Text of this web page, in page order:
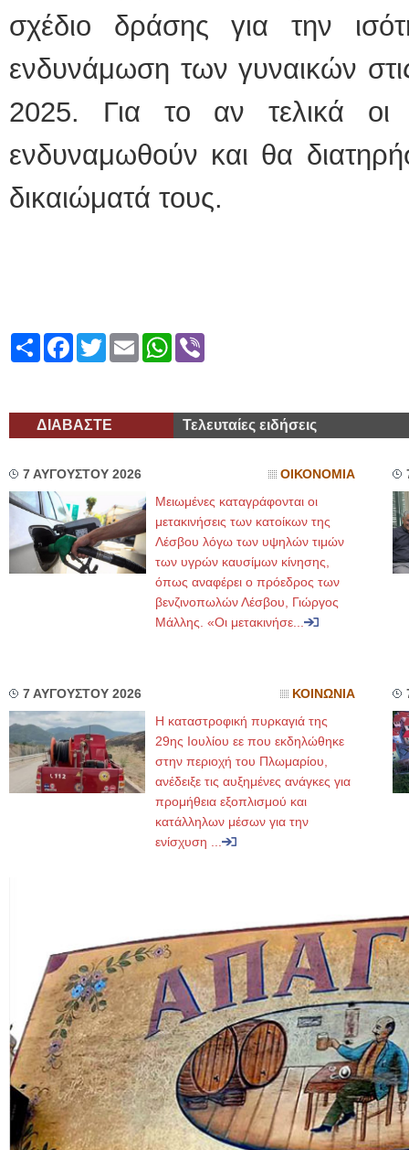
σχέδιο δράσης για την
ενδυνάμωση των γυναικών
2025. Για το αν τελικά οι
ενδυναμωθούν και θα
δικαιώματά τους.
ShareFacebook
TwitterEmailWhatsApp
ΔΙΑΒΑΣΤΕ Τελευταίες ειδήσεις
7 ΑΥΓΟΥΣΤΟΥ 2026 ΟΙΚΟΝΟΜΙΑ
Μειωμένες καταγράφονται οι
μετακινήσεις των κατοίκων της
Λέσβου λόγω των υψηλών τιμών
των υγρών καυσίμων κίνησης,
όπως αναφέρει ο πρόεδρος των
βενζινοπωλών Λέσβου, Γιώργος
Μάλλης. «Οι μετακινήσε...
7 ΑΥΓΟΥΣΤΟΥ 2026 ΚΟΙΝΩΝΙΑ
Η καταστροφική πυρκαγιά της
29ης Ιουλίου εε που εκδηλώθηκε
στην περιοχή του Πλωμαρίου,
ανέδειξε τις αυξημένες ανάγκες για
προμήθεια εξοπλισμού και
κατάλληλων μέσων για την
ενίσχυση ...